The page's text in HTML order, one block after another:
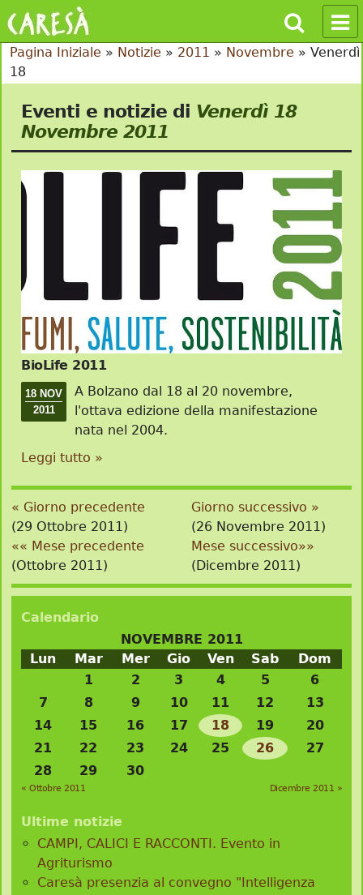
Pagina Iniziale » Notizie » 2011 » Novembre » Venerdì
18
Eventi e notizie di Venerdì 18
Novembre 2011
BioLife 2011
18 NOV
2011
A Bolzano dal 18 al 20 novembre,
l'ottava edizione della manifestazione
nata nel 2004.
Leggi tutto »
« Giorno precedente
(29 Ottobre 2011)
Giorno successivo »
(26 Novembre 2011)
«« Mese precedente
(Ottobre 2011)
Mese successivo»»
(Dicembre 2011)
Calendario
NOVEMBRE 2011
Lun
Mar Mer Gio Ven Sab
Dom
1
2 3 4 5
6
7
8 9 10 11 12
13
14
15 16 17 18 19
20
21
22 23 24 25 26
27
28
29 30
« Ottobre 2011 Dicembre 2011 »
Ultime notizie
CAMPI, CALICI E RACCONTI. Evento in
Agriturismo
Caresà presenzia al convegno "Intelligenza